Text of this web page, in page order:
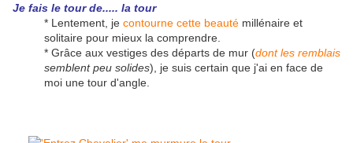
Je fais le tour de..... la tour
* Lentement, je contourne cette beauté millénaire et
solitaire pour mieux la comprendre.
* Grâce aux vestiges des départs de mur (dont les remblais
semblent peu solides), je suis certain que j'ai en face de
moi une tour d'angle.